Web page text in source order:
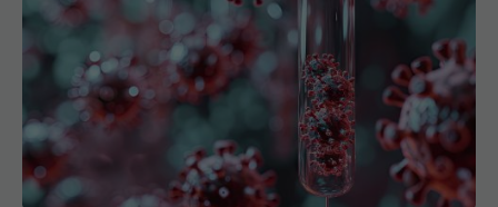
Structuri ciudate descoperite în sângele
pacienților cu COVID